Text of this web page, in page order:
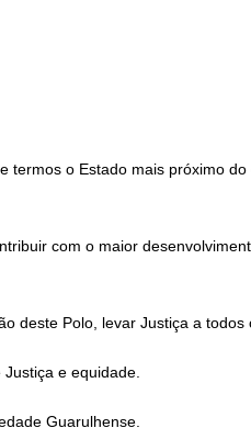
termos o Estado mais próximo
com o maior
deste Polo, levar Justiça a todos
e equidade.
Guarulhense.